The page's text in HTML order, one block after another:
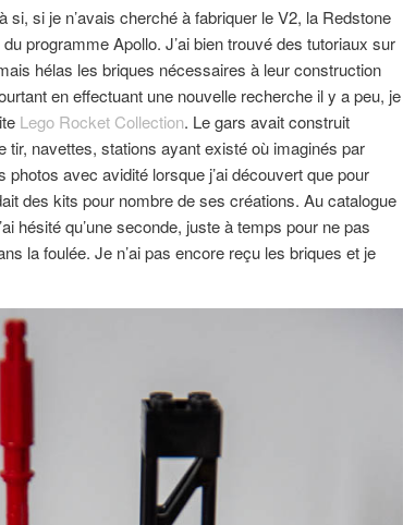
si, si je n’avais cherché à fabriquer le V2, la Redstone
programme Apollo. J’ai bien trouvé des tutoriaux sur
hélas les briques nécessaires à leur construction
en effectuant une nouvelle recherche il y a peu, je
Lego Rocket Collection. Le gars avait construit
tir, navettes, stations ayant existé où imaginés par
photos avec avidité lorsque j’ai découvert que pour
des kits pour nombre de ses créations. Au catalogue
hésité qu’une seconde, juste à temps pour ne pas
la foulée. Je n’ai pas encore reçu les briques et je